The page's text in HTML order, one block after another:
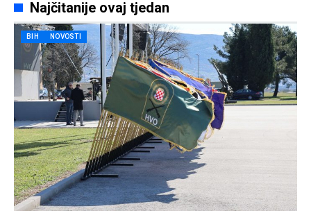
Najčitanije ovaj tjedan
BIH NOVOSTI